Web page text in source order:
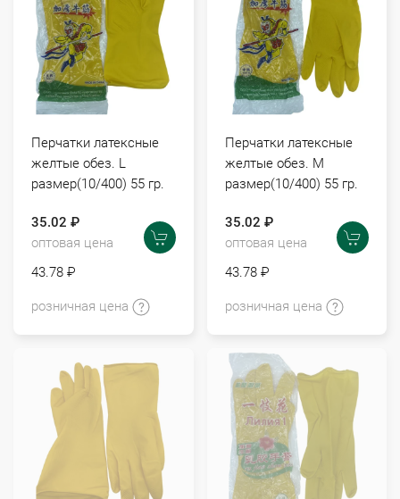
Перчатки латексные
желтые обез. L
размер(10/400) 55 гр.
35.02 ₽
оптовая цена
43.78 ₽
розничная цена
Перчатки латексные
желтые обез. M
размер(10/400) 55 гр.
35.02 ₽
оптовая цена
43.78 ₽
розничная цена